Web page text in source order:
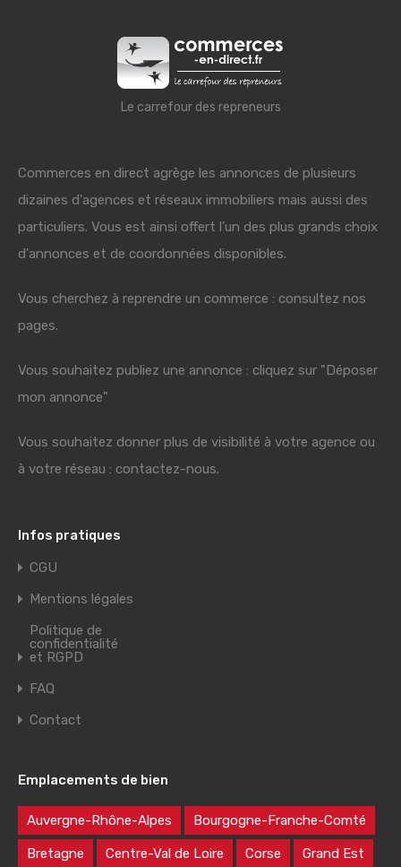
Le carrefour des repreneurs
Commerces en direct agrège les annonces de plusieurs
dizaines d'agences et réseaux immobiliers mais aussi des
particuliers. Vous est ainsi offert l'un des plus grands choix
d'annonces et de coordonnées disponibles.
Vous cherchez à reprendre un commerce : consultez nos
pages.
Vous souhaitez publiez une annonce : cliquez sur "Déposer
mon annonce"
Vous souhaitez donner plus de visibilité à votre agence ou
à votre réseau : contactez-nous.
Infos pratiques
CGU
Mentions légales
Politique de
confidentialité
et RGPD
FAQ
Contact
Emplacements de bien
Auvergne-Rhône-Alpes Bourgogne-Franche-Comté
Bretagne Centre-Val de Loire Corse Grand Est